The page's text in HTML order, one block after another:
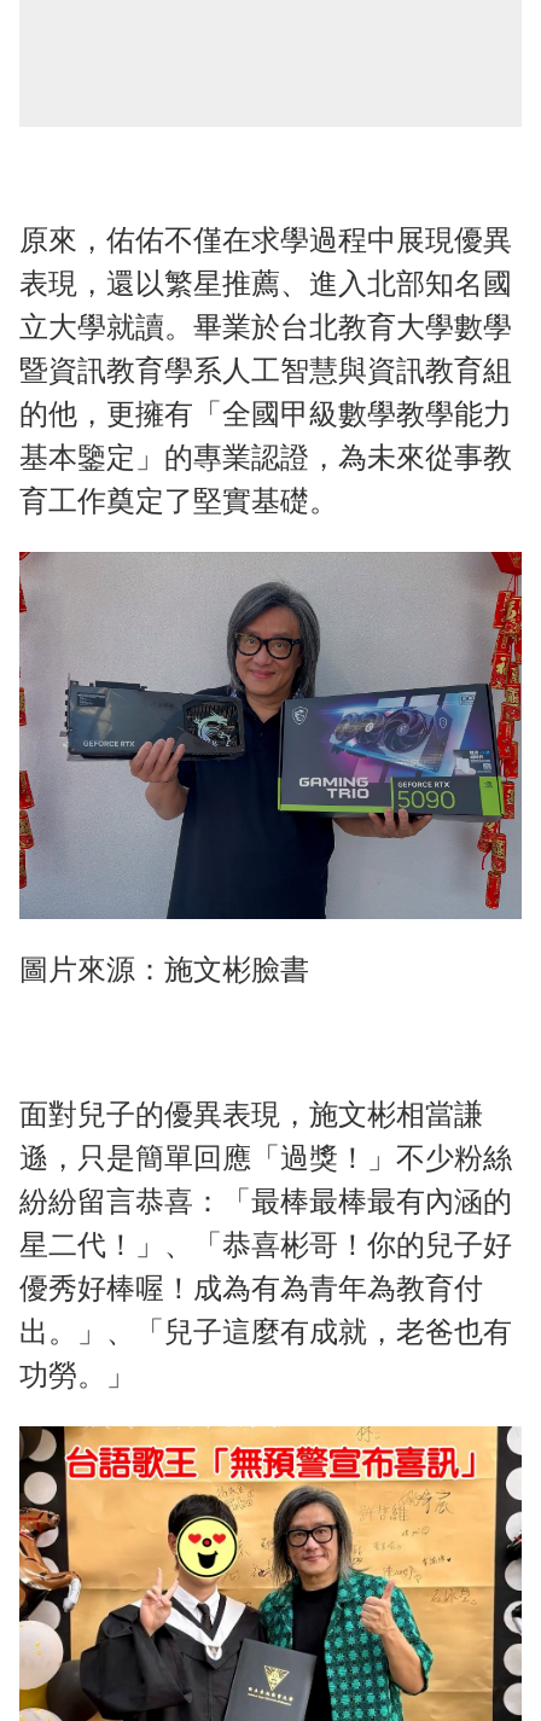
原來，佑佑不僅在求學過程中展現優異
表現，還以繁星推薦、進入北部知名國
立大學就讀。畢業於台北教育大學數學
暨資訊教育學系人工智慧與資訊教育組
的他，更擁有「全國甲級數學教學能力
基本鑒定」的專業認證，為未來從事教
育工作奠定了堅實基礎。
圖片來源：施文彬臉書
面對兒子的優異表現，施文彬相當謙
遜，只是簡單回應「過獎！」不少粉絲
紛紛留言恭喜：「最棒最棒最有內涵的
星二代！」、「恭喜彬哥！你的兒子好
優秀好棒喔！成為有為青年為教育付
出。」、「兒子這麼有成就，老爸也有
功勞。」